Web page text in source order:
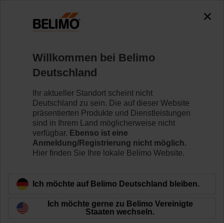
Zurück zur Produktkategorie
Willkommen bei Belimo
Deutschland
Ihr aktueller Standort scheint nicht
Deutschland zu sein. Die auf dieser Website
präsentierten Produkte und Dienstleistungen
sind in Ihrem Land möglicherweise nicht
verfügbar. Ebenso ist eine
Anmeldung/Registrierung nicht möglich.
Hier finden Sie Ihre lokale Belimo Website.
Ich möchte auf Belimo Deutschland bleiben.
Ich möchte gerne zu Belimo Vereinigte
Staaten wechseln.